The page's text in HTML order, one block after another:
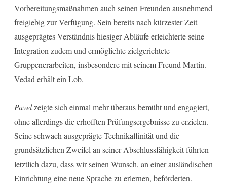
Vorbereitungsmaßnahmen auch seinen Freunden ausnehmend
freigiebig zur Verfügung. Sein bereits nach kürzester Zeit
ausgeprägtes Verständnis hiesiger Abläufe erleichterte seine
Integration zudem und ermöglichte zielgerichtete
Gruppenerarbeiten, insbesondere mit seinem Freund Martin.
Vedad erhält ein Lob.
Pavelzeigte sich einmal mehr überaus bemüht und engagiert,
ohne allerdings die erhofften Prüfungsergebnisse zu erzielen.
Seine schwach ausgeprägte Technikaffinität und die
grundsätzlichen Zweifel an seiner Abschlussfähigkeit führten
letztlich dazu, dass wir seinen Wunsch, an einer ausländischen
Einrichtung eine neue Sprache zu erlernen, beförderten.